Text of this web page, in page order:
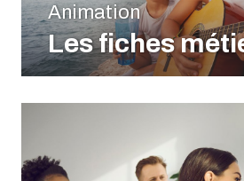
Animation
Les fiches